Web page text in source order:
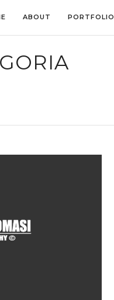
ABOUT PORTFOLIO